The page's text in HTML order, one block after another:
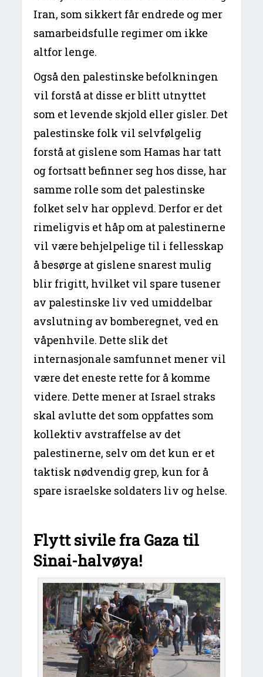
Iran, som sikkert får endrede og mer
samarbeidsfulle regimer om ikke
altfor lenge.
Også den palestinske befolkningen
vil forstå at disse er blitt utnyttet
som et levende skjold eller gisler. Det
palestinske folk vil selvfølgelig
forstå at gislene som Hamas har tatt
og fortsatt befinner seg hos disse, har
samme rolle som det palestinske
folket selv har opplevd. Derfor er det
rimeligvis et håp om at palestinerne
vil være behjelpelige til i fellesskap
å besørge at gislene snarest mulig
blir frigitt, hvilket vil spare tusener
av palestinske liv ved umiddelbar
avslutning av bomberegnet, ved en
våpenhvile. Dette slik det
internasjonale samfunnet mener vil
være det eneste rette for å komme
videre. Dette mener at Israel straks
skal avlutte det som oppfattes som
kollektiv avstraffelse av det
palestinerne, selv om det kun er et
taktisk nødvendig grep, kun for å
spare israelske soldaters liv og helse.
Flytt sivile fra Gaza til
Sinai-halvøya!